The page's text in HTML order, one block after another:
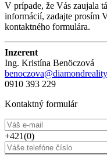
V prípade, že Vás zaujala
informácií, zadajte prosím
kontaktného formulára.
Inzerent
Ing. Kristína Benöczová
0910 393 229
Kontaktný formulár
+421(0)